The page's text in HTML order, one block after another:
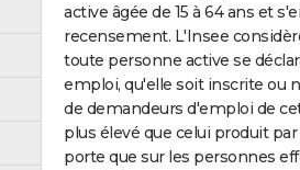
active âgée de 15 à 64 ans et
recensement. L'Insee
toute personne active se
emploi, qu'elle soit inscrite ou
de demandeurs d'emploi de
plus élevé que celui produit
porte que sur les personnes